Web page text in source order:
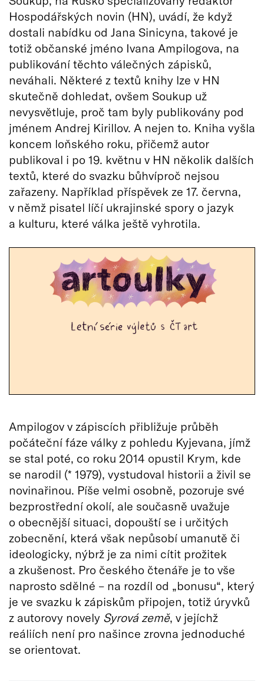
Hospodářských novin (HN), uvádí, že když
dostali nabídku od Jana Sinicyna, takové je
totiž občanské jméno Ivana Ampilogova, na
publikování těchto válečných zápisků,
neváhali. Některé z textů knihy lze v HN
skutečně dohledat, ovšem Soukup už
nevysvětluje, proč tam byly publikovány pod
jménem Andrej Kirillov. A nejen to. Kniha vyšla
koncem loňského roku, přičemž autor
publikoval i po 19. květnu v HN několik dalších
textů, které do svazku bůhvíproč nejsou
zařazeny. Například příspěvek ze 17. června,
v němž pisatel líčí ukrajinské spory o jazyk
a kulturu, které válka ještě vyhrotila.
Ampilogov v zápiscích přibližuje průběh
počáteční fáze války z pohledu Kyjevana, jímž
se stal poté, co roku 2014 opustil Krym, kde
se narodil (* 1979), vystudoval historii a živil se
novinařinou. Píše velmi osobně, pozoruje své
bezprostřední okolí, ale současně uvažuje
o obecnější situaci, dopouští se i určitých
zobecnění, která však nepůsobí umanutě či
ideologicky, nýbrž je za nimi cítit prožitek
a zkušenost. Pro českého čtenáře je to vše
naprosto sdělné – na rozdíl od „bonusu“, který
je ve svazku k zápiskům připojen, totiž úryvků
z autorovy novely Syrová země, v jejíchž
reáliích není pro našince zrovna jednoduché
se orientovat.